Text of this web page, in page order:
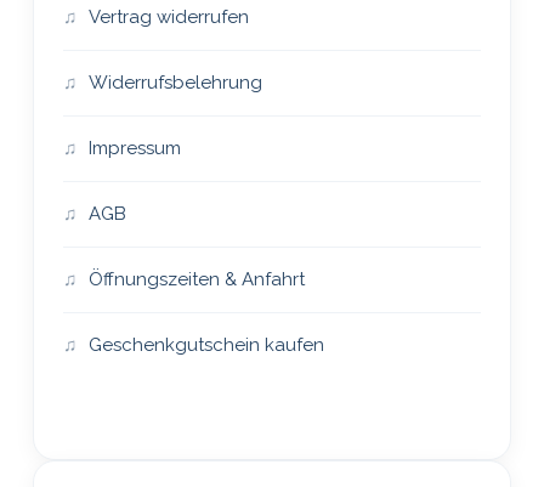
Vertrag widerrufen
Widerrufsbelehrung
Impressum
AGB
Öffnungszeiten & Anfahrt
Geschenkgutschein kaufen